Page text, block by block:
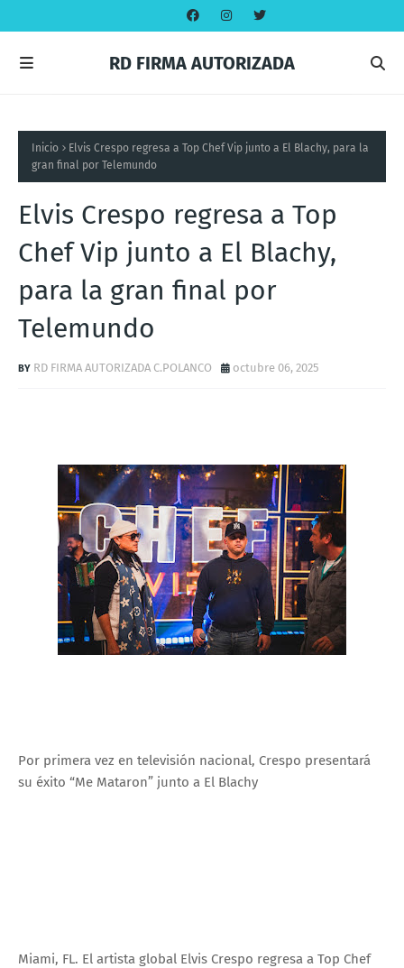
RD FIRMA AUTORIZADA
Inicio
Elvis Crespo regresa a Top Chef Vip junto a El Blachy, para la
gran final por Telemundo
Elvis Crespo regresa a Top
Chef Vip junto a El Blachy,
para la gran final por
Telemundo
RD FIRMA AUTORIZADA C.POLANCO octubre 06, 2025
Por primera vez en televisión nacional, Crespo presentará
su éxito “Me Mataron” junto a El Blachy
Miami, FL. El artista global Elvis Crespo regresa a Top Chef